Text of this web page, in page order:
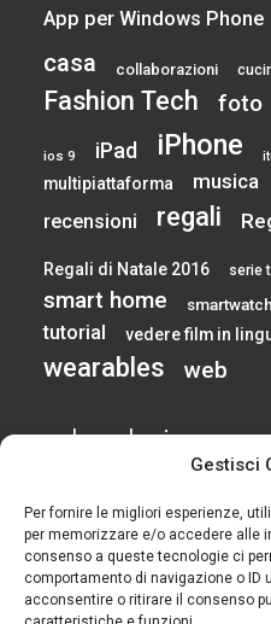
Gestisci
Per fornire le migliori esperienze,
per memorizzare e/o accedere alle
consenso a queste tecnologie ci
comportamento di navigazione o ID
acconsentire o ritirare il consenso
App per Windows Phone
casa collaborazioni
Fashion Tech foto
ios 9 iPad iPhone
multipiattaforma musica
recensioni regali
Regali di Natale 2016 serie
smart home smartwatch
tutorial vedere film in
wearables web
calendario
L M M